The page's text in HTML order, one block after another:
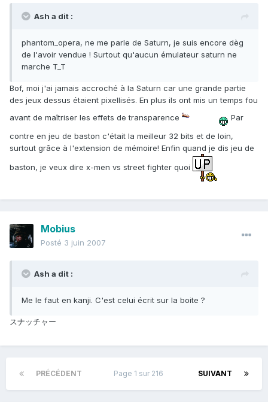
Ash a dit :
phantom_opera, ne me parle de Saturn, je suis encore dèg
de l'avoir vendue ! Surtout qu'aucun émulateur saturn ne
marche T_T
Bof, moi j'ai jamais accroché à la Saturn car une grande partie
des jeux dessus étaient pixellisés. En plus ils ont mis un temps fou
avant de maîtriser les effets de transparence
Par
contre en jeu de baston c'était la meilleur 32 bits et de loin,
surtout grâce à l'extension de mémoire! Enfin quand je dis jeu de
baston, je veux dire x-men vs street fighter quoi
Mobius
Posté 3 juin 2007
Ash a dit :
Me le faut en kanji. C'est celui écrit sur la boite ?
スナッチャー
PRÉCÉDENT SUIVANT
Page 1 sur 216